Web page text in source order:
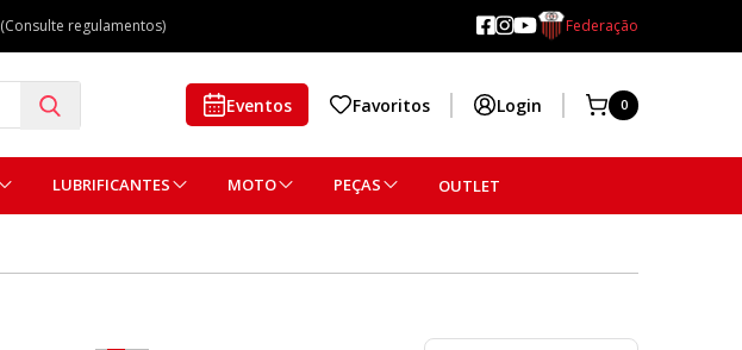
(Consulte regulamentos) Federação
Eventos Favoritos Login 0
LUBRIFICANTES MOTO PEÇAS OUTLET